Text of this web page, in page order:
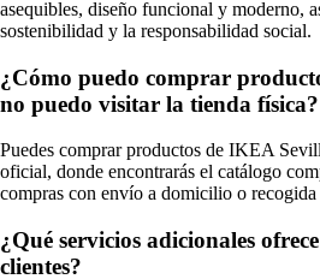
asequibles, diseño funcional y moderno,
sostenibilidad y la responsabilidad social.
¿Cómo puedo comprar
no puedo visitar la tienda física?
Puedes comprar productos de IKEA
oficial, donde encontrarás el catálogo
compras con envío a domicilio o recogida
¿Qué servicios adicionales
clientes?